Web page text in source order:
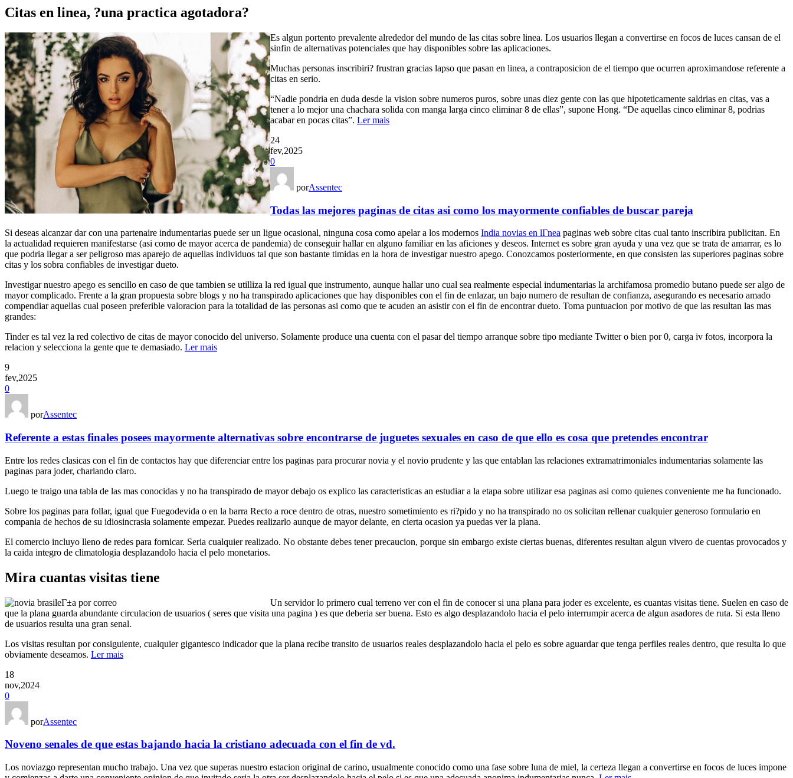
Citas en linea, ?una practica agotadora?
Es algun portento prevalente alrededor del mundo de las citas sobre linea. Los usuarios llegan a convertirse en focos de luces cansan de el
sinfin de alternativas potenciales que hay disponibles sobre las aplicaciones.
Muchas personas inscribiri? frustran gracias lapso que pasan en linea, a contraposicion de el tiempo que ocurren aproximandose referente a
citas en serio.
“Nadie pondria en duda desde la vision sobre numeros puros, sobre unas diez gente con las que hipoteticamente saldrias en citas, vas a
tener a lo mejor una chachara solida con manga larga cinco eliminar 8 de ellas”, supone Hong. “De aquellas cinco eliminar 8, podrias
acabar en pocas citas”. Ler mais
24
fev,2025
0
porAssentec
Todas las mejores paginas de citas asi como los mayormente confiables de buscar pareja
Si deseas alcanzar dar con una partenaire indumentarias puede ser un ligue ocasional, ninguna cosa como apelar a los modernos India novias en lГ­nea paginas web sobre citas cual tanto inscribira publicitan. En
la actualidad requieren manifestarse (asi como de mayor acerca de pandemia) de conseguir hallar en alguno familiar en las aficiones y deseos. Internet es sobre gran ayuda y una vez que se trata de amarrar, es lo
que podria llegar a ser peligroso mas aparejo de aquellas individuos tal que son bastante timidas en la hora de investigar nuestro apego. Conozcamos posteriormente, en que consisten las superiores paginas sobre
citas y los sobra confiables de investigar dueto.
Investigar nuestro apego es sencillo en caso de que tambien se utilliza la red igual que instrumento, aunque hallar uno cual sea realmente especial indumentarias la archifamosa promedio butano puede ser algo de
mayor complicado. Frente a la gran propuesta sobre blogs y no ha transpirado aplicaciones que hay disponibles con el fin de enlazar, un bajo numero de resultan de confianza, asegurando es necesario amado
compendiar aquellas cual poseen preferible valoracion para la totalidad de las personas asi como que te acuden an asistir con el fin de encontrar dueto. Toma puntuacion por motivo de que las resultan las mas
grandes:
Tinder es tal vez la red colectivo de citas de mayor conocido del universo. Solamente produce una cuenta con el pasar del tiempo arranque sobre tipo mediante Twitter o bien por 0, carga iv fotos, incorpora la
relacion y selecciona la gente que te demasiado. Ler mais
9
fev,2025
0
porAssentec
Referente a estas finales posees mayormente alternativas sobre encontrarse de juguetes sexuales en caso de que ello es cosa que pretendes encontrar
Entre los redes clasicas con el fin de contactos hay que diferenciar entre los paginas para procurar novia y el novio prudente y las que entablan las relaciones extramatrimoniales indumentarias solamente las
paginas para joder, charlando claro.
Luego te traigo una tabla de las mas conocidas y no ha transpirado de mayor debajo os explico las caracteristicas an estudiar a la etapa sobre utilizar esa paginas asi como quienes conveniente me ha funcionado.
Sobre los paginas para follar, igual que Fuegodevida o en la barra Recto a roce dentro de otras, nuestro sometimiento es ri?pido y no ha transpirado no os solicitan rellenar cualquier generoso formulario en
compania de hechos de su idiosincrasia solamente empezar. Puedes realizarlo aunque de mayor delante, en cierta ocasion ya puedas ver la plana.
El comercio incluyo lleno de redes para fornicar. Seria cualquier realizado. No obstante debes tener precaucion, porque sin embargo existe ciertas buenas, diferentes resultan algun vivero de cuentas provocados y
la caida integro de climatologia desplazandolo hacia el pelo monetarios.
Mira cuantas visitas tiene
Un servidor lo primero cual terreno ver con el fin de conocer si una plana para joder es excelente, es cuantas visitas tiene. Suelen en caso de
que la plana guarda abundante circulacion de usuarios ( seres que visita una pagina ) es que deberia ser buena. Esto es algo desplazandolo hacia el pelo interrumpir acerca de algun asadores de ruta. Si esta lleno
de usuarios resulta una gran senal.
Los visitas resultan por consiguiente, cualquier gigantesco indicador que la plana recibe transito de usuarios reales desplazandolo hacia el pelo es sobre aguardar que tenga perfiles reales dentro, que resulta lo que
obviamente deseamos. Ler mais
18
nov,2024
0
porAssentec
Noveno senales de que estas bajando hacia la cristiano adecuada con el fin de vd.
Los noviazgo representan mucho trabajo. Una vez que superas nuestro estacion original de carino, usualmente conocido como una fase sobre luna de miel, la certeza llegan a convertirse en focos de luces impone